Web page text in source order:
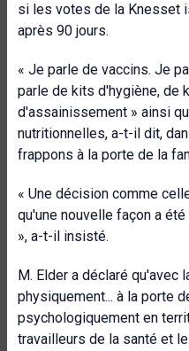
si les votes de la Knesset
après 90 jours.
« Je parle de vaccins. Je
parle de kits d'hygiène, de
d'assainissement » ainsi
nutritionnelles, a-t-il dit,
frappons à la porte de la
« Une décision comme
qu'une nouvelle façon a
», a-t-il insisté.
M. Elder a déclaré qu'avec
physiquement... à la porte
psychologiquement en
travailleurs de la santé et